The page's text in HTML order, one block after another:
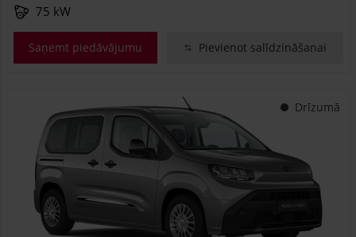
75 kW
Saņemt piedāvājumu Pievienot salīdzināšanai
Drīzumā